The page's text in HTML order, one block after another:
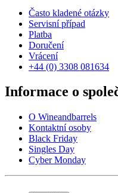
Často kladené otázky
Servisní případ
Platba
Doručení
Vrácení
+44 (0) 3308 081634
Informace o
O Wineandbarrels
Kontaktní osoby
Black Friday
Singles Day
Cyber Monday